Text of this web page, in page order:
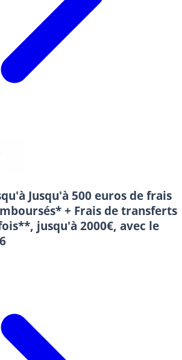
Jusqu'à 500 euros de frais
+ Frais de transferts
jusqu'à 2000€, avec le